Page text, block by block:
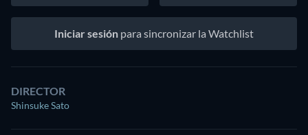
Iniciar sesión para sincronizar la Watchlist
DIRECTOR
Shinsuke Sato